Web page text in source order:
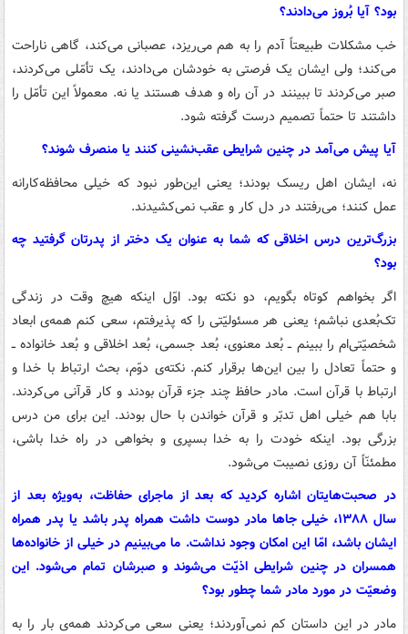
بود؟ آیا بُروز می‌دادند؟
خب مشکلات طبیعتاً آدم را به هم می‌ریزد، عصبانی می‌کند، گاهی ناراحت
می‌کند؛ ولی ایشان یک فرصتی به خودشان می‌دادند، یک تأمّلی می‌کردند،
صبر می‌کردند تا ببینند در آن راه و هدف هستند یا نه. معمولاً این تأمّل را
داشتند تا حتماً تصمیم درست گرفته شود.
آیا پیش می‌آمد در چنین شرایطی عقب‌نشینی کنند یا منصرف شوند؟
نه، ایشان اهل ریسک بودند؛ یعنی این‌طور نبود که خیلی محافظه‌کارانه
عمل کنند؛ می‌رفتند در دل کار و عقب نمی‌کشیدند.
بزرگ‌ترین درس اخلاقی که شما به عنوان یک دختر از پدرتان گرفتید چه
بود؟
اگر بخواهم کوتاه بگویم، دو نکته بود. اوّل اینکه هیچ وقت در زندگی
تک‌بُعدی نباشم؛ یعنی هر مسئولیّتی را که پذیرفتم، سعی کنم همه‌ی ابعاد
شخصیّتی‌ام را ببینم ــ بُعد معنوی، بُعد جسمی، بُعد اخلاقی و بُعد خانواده ــ
و حتماً تعادل را بین این‌ها برقرار کنم. نکته‌ی دوّم، بحث ارتباط با خدا و
ارتباط با قرآن است. مادر حافظ چند جزء قرآن بودند و کار قرآنی می‌کردند.
بابا هم خیلی اهل تدبّر و قرآن خواندن با حال بودند. این برای من درس
بزرگی بود. اینکه خودت را به خدا بسپری و بخواهی در راه خدا باشی،
مطمئنّاً آن روزی نصیبت می‌شود.
در صحبت‌هایتان اشاره کردید که بعد از ماجرای حفاظت، به‌ویژه بعد از
سال ۱۳۸۸، خیلی جاها مادر دوست داشت همراه پدر باشد یا پدر همراه
ایشان باشد، امّا این امکان وجود نداشت. ما می‌بینیم در خیلی از خانواده‌ها
همسران در چنین شرایطی اذیّت می‌شوند و صبرشان تمام می‌شود. این
وضعیّت در مورد مادر شما چطور بود؟
مادر در این داستان کم نمی‌آوردند؛ یعنی سعی می‌کردند همه‌ی بار را به